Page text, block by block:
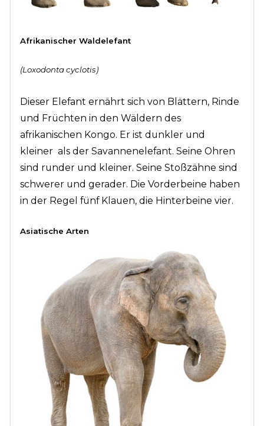
Afrikanischer Waldelefant
(Loxodonta cyclotis)
Dieser Elefant ernährt sich von Blättern, Rinde
und Früchten in den Wäldern des
afrikanischen Kongo. Er ist dunkler und
kleiner als der Savannenelefant. Seine Ohren
sind runder und kleiner. Seine Stoßzähne sind
schwerer und gerader. Die Vorderbeine haben
in der Regel fünf Klauen, die Hinterbeine vier.
Asiatische Arten